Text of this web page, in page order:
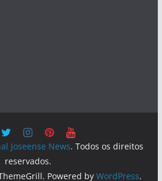
Joseense News. Todos os direitos
reservados.
Powered by WordPress.